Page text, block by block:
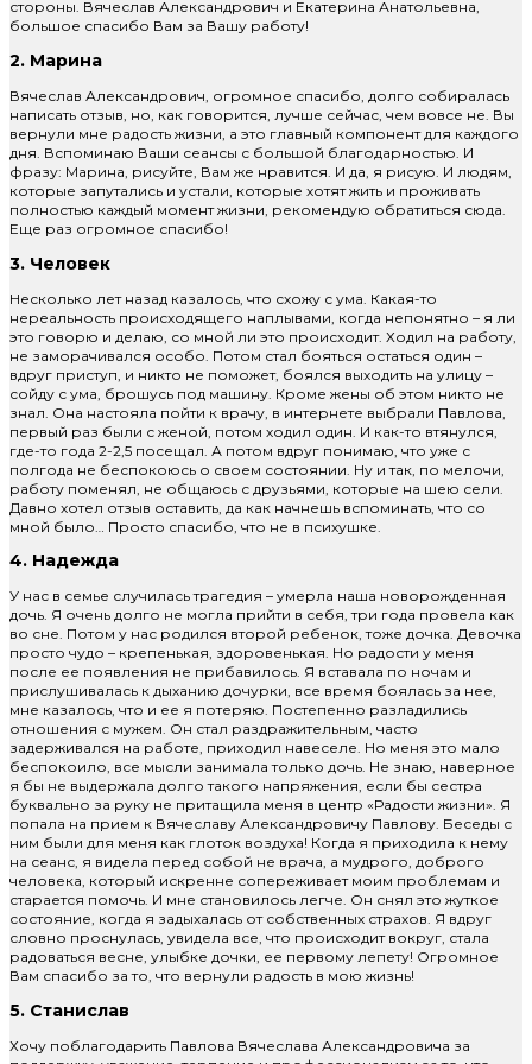
стороны. Вячеслав Александрович и Екатерина Анатольевна,
большое спасибо Вам за Вашу работу!
2. Марина
Вячеслав Александрович, огромное спасибо, долго собиралась
написать отзыв, но, как говорится, лучше сейчас, чем вовсе не. Вы
вернули мне радость жизни, а это главный компонент для каждого
дня. Вспоминаю Ваши сеансы с большой благодарностью. И
фразу: Марина, рисуйте, Вам же нравится. И да, я рисую. И людям,
которые запутались и устали, которые хотят жить и проживать
полностью каждый момент жизни, рекомендую обратиться сюда.
Еще раз огромное спасибо!
3. Человек
Несколько лет назад казалось, что схожу с ума. Какая-то
нереальность происходящего наплывами, когда непонятно – я ли
это говорю и делаю, со мной ли это происходит. Ходил на работу,
не заморачивался особо. Потом стал бояться остаться один –
вдруг приступ, и никто не поможет, боялся выходить на улицу –
сойду с ума, брошусь под машину. Кроме жены об этом никто не
знал. Она настояла пойти к врачу, в интернете выбрали Павлова,
первый раз были с женой, потом ходил один. И как-то втянулся,
где-то года 2-2,5 посещал. А потом вдруг понимаю, что уже с
полгода не беспокоюсь о своем состоянии. Ну и так, по мелочи,
работу поменял, не общаюсь с друзьями, которые на шею сели.
Давно хотел отзыв оставить, да как начнешь вспоминать, что со
мной было… Просто спасибо, что не в психушке.
4. Надежда
У нас в семье случилась трагедия – умерла наша новорожденная
дочь. Я очень долго не могла прийти в себя, три года провела как
во сне. Потом у нас родился второй ребенок, тоже дочка. Девочка
просто чудо – крепенькая, здоровенькая. Но радости у меня
после ее появления не прибавилось. Я вставала по ночам и
прислушивалась к дыханию дочурки, все время боялась за нее,
мне казалось, что и ее я потеряю. Постепенно разладились
отношения с мужем. Он стал раздражительным, часто
задерживался на работе, приходил навеселе. Но меня это мало
беспокоило, все мысли занимала только дочь. Не знаю, наверное
я бы не выдержала долго такого напряжения, если бы сестра
буквально за руку не притащила меня в центр «Радости жизни». Я
попала на прием к Вячеславу Александровичу Павлову. Беседы с
ним были для меня как глоток воздуха! Когда я приходила к нему
на сеанс, я видела перед собой не врача, а мудрого, доброго
человека, который искренне сопереживает моим проблемам и
старается помочь. И мне становилось легче. Он снял это жуткое
состояние, когда я задыхалась от собственных страхов. Я вдруг
словно проснулась, увидела все, что происходит вокруг, стала
радоваться весне, улыбке дочки, ее первому лепету! Огромное
Вам спасибо за то, что вернули радость в мою жизнь!
5. Станислав
Хочу поблагодарить Павлова Вячеслава Александровича за